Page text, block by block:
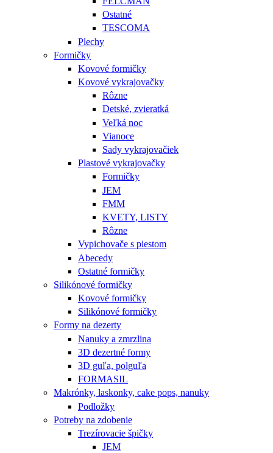
Ostatné
TESCOMA
Plechy
Formičky
Kovové formičky
Kovové vykrajovačky
Rôzne
Detské, zvieratká
Veľká noc
Vianoce
Sady vykrajovačiek
Plastové vykrajovačky
Formičky
JEM
FMM
KVETY, LISTY
Rôzne
Vypichovače s piestom
Abecedy
Ostatné formičky
Silikónové formičky
Kovové formičky
Silikónové formičky
Formy na dezerty
Nanuky a zmrzlina
3D dezertné formy
3D guľa, polguľa
FORMASIL
Makrónky, laskonky, cake pops, nanuky
Podložky
Potreby na zdobenie
Trezírovacie špičky
JEM